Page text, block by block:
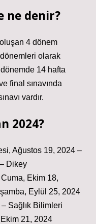
ne denir?
4 dönem
olarak
14 hafta
final sınavında
vardır.
2024?
Ağustos 19, 2024 –
Dikey
Ekim 18,
Eylül 25, 2024
Sağlık Bilimleri
21, 2024